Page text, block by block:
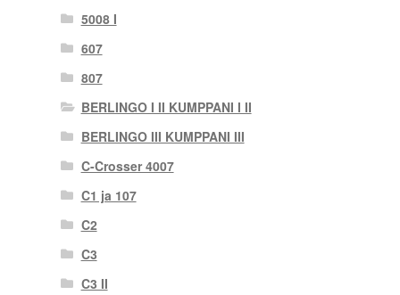
5008 I
607
807
BERLINGO I II KUMPPANI I II
BERLINGO III KUMPPANI III
C-Crosser 4007
C1 ja 107
C2
C3
C3 II